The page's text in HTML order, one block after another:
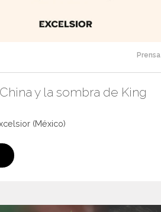
Prensa
y la sombra de King
(México)